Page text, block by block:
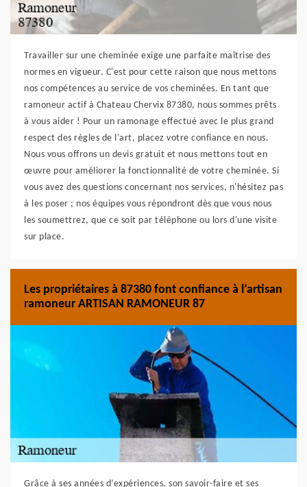
Travailler sur une cheminée exige une parfaite maîtrise des
normes en vigueur. C'est pour cette raison que nous mettons
nos compétences au service de vos cheminées. En tant que
ramoneur actif à Chateau Chervix 87380, nous sommes prêts
à vous aider ! Pour un ramonage effectué avec le plus grand
respect des règles de l'art, placez votre confiance en nous.
Nous vous offrons un devis gratuit et nous mettons tout en
œuvre pour améliorer la fonctionnalité de votre cheminée. Si
vous avez des questions concernant nos services, n'hésitez pas
à les poser ; nos équipes vous répondront dès que vous nous
les soumettrez, que ce soit par téléphone ou lors d'une visite
sur place.
Les propriétaires à 87380 font confiance à l’artisan
ramoneur ARTISAN RAMONEUR 87
Grâce à ses années d’expériences, son savoir-faire et ses